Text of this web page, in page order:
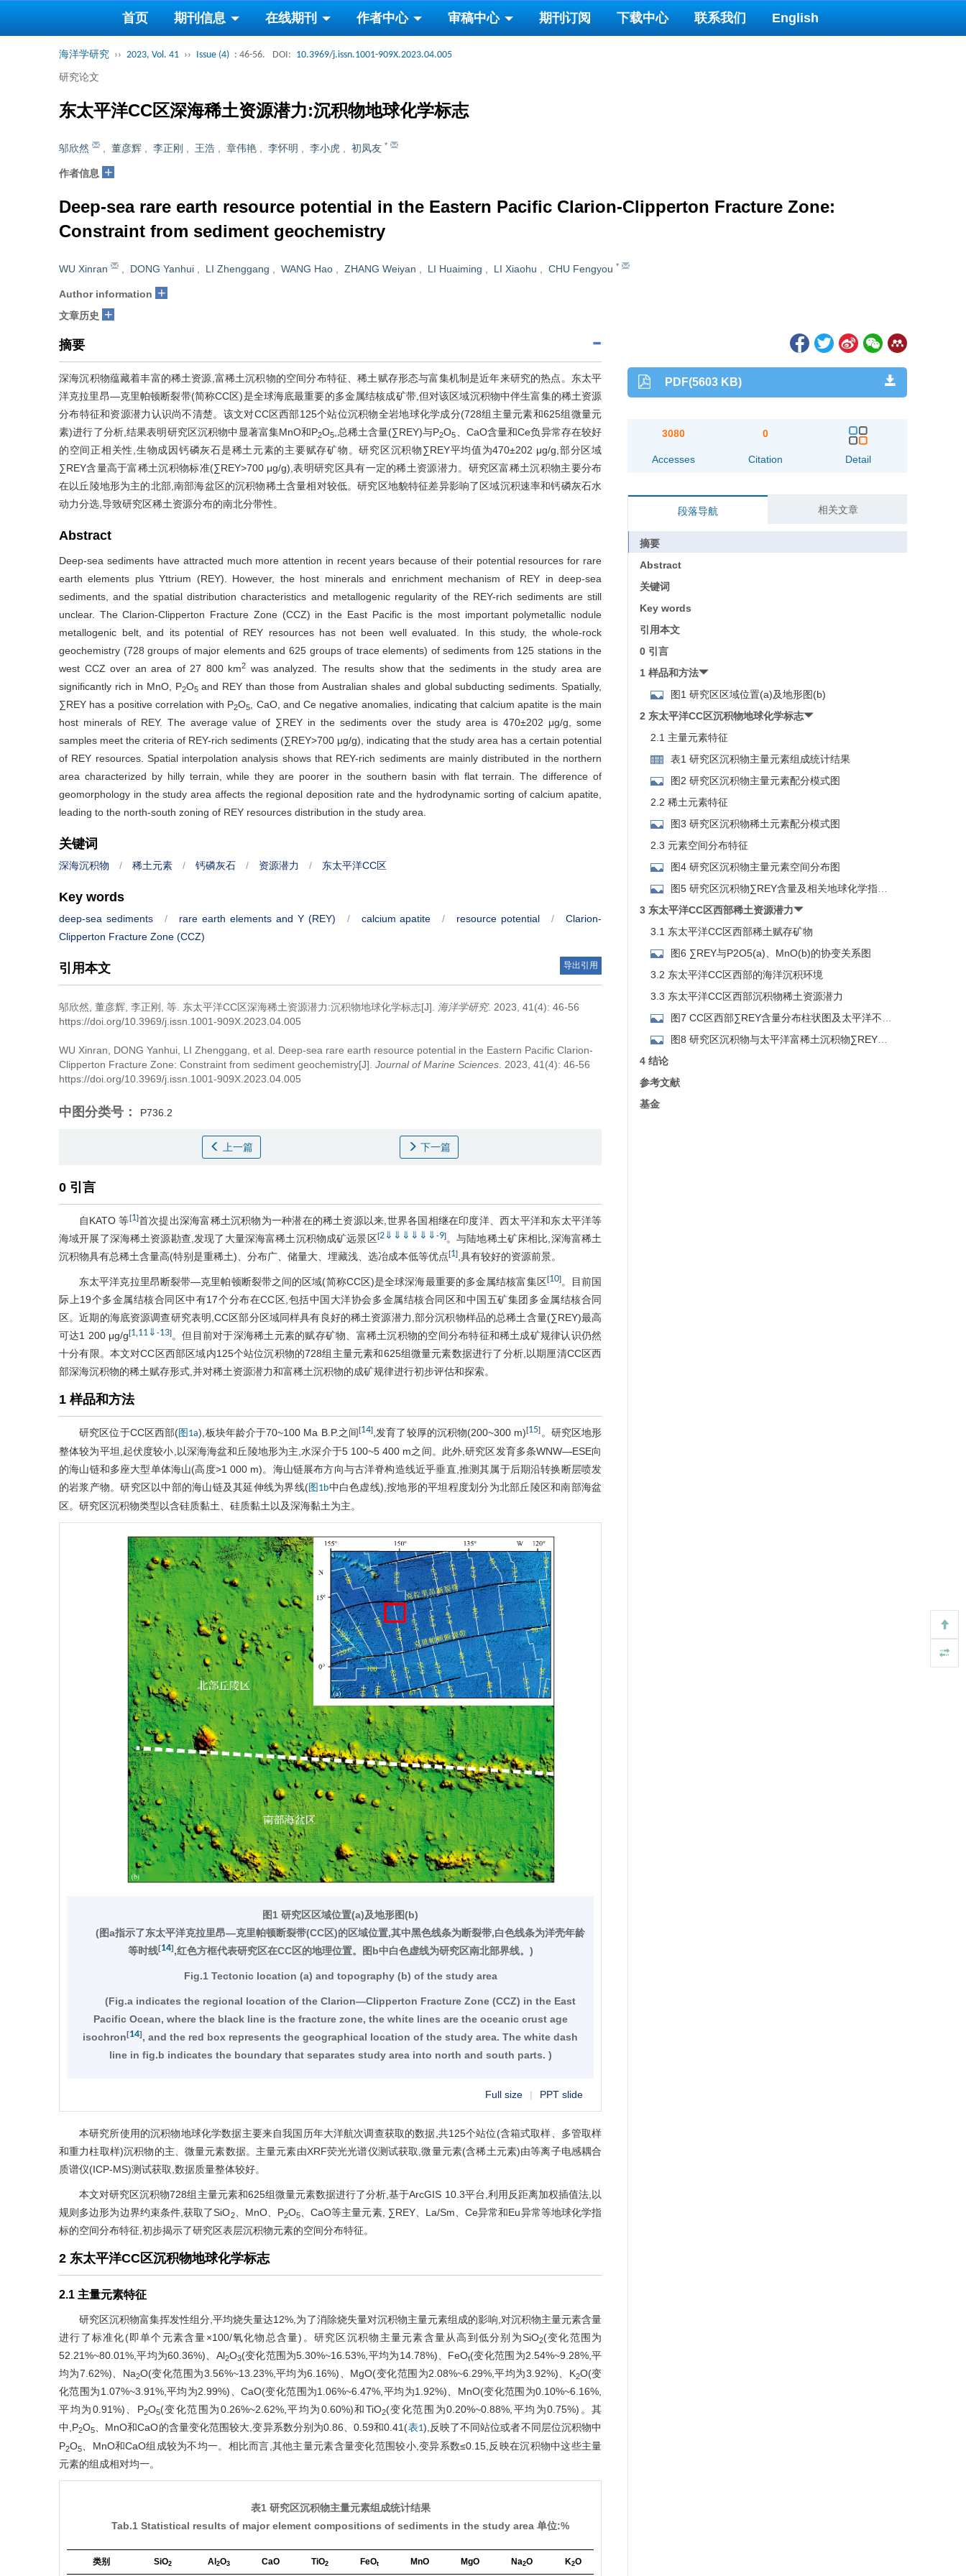
首页 期刊信息 在线期刊 作者中心 审稿中心 期刊订阅 下载中心 联系我们 English
海洋学研究 ›› 2023, Vol. 41 ›› Issue (4) : 46-56. DOI: 10.3969/j.issn.1001-909X.2023.04.005
研究论文
东太平洋CC区深海稀土资源潜力:沉积物地球化学标志
邬欣然 董彦辉 李正刚 王浩 章伟艳 李怀明 李小虎 初凤友 *
作者信息 +
Deep-sea rare earth resource potential in the Eastern Pacific Clarion-Clipperton Fracture Zone:
Constraint from sediment geochemistry
WU Xinran DONG Yanhui LI Zhenggang WANG Hao ZHANG Weiyan LI Huaiming LI Xiaohu CHU Fengyou *
Author information +
文章历史 +
摘要
深海沉积物蕴藏着丰富的稀土资源,富稀土沉积物的空间分布特征、稀土赋存形态与富集机制是近年来研究的热点。东太平
洋克拉里昂—克里帕顿断裂带(简称CC区)是全球海底最重要的多金属结核成矿带,但对该区域沉积物中伴生富集的稀土资源
分布特征和资源潜力认识尚不清楚。该文对CC区西部125个站位沉积物全岩地球化学成分(728组主量元素和625组微量元
素)进行了分析,结果表明研究区沉积物中显著富集MnO和P2O5 ,总稀土含量(∑REY)与P2O5
、CaO含量和Ce负异常存在较好
的空间正相关性,生物成因钙磷灰石是稀土元素的主要赋存矿物。研究区沉积物∑REY平均值为470±202 μg/g,部分区域
∑REY含量高于富稀土沉积物标准(∑REY>700 μg/g),表明研究区具有一定的稀土资源潜力。研究区富稀土沉积物主要分布
在以丘陵地形为主的北部,南部海盆区的沉积物稀土含量相对较低。研究区地貌特征差异影响了区域沉积速率和钙磷灰石水
动力分选,导致研究区稀土资源分布的南北分带性。
Abstract
Deep-sea sediments have attracted much more attention in recent years because of their potential resources for rare
earth elements plus Yttrium (REY). However, the host minerals and enrichment mechanism of REY in deep-sea
sediments, and the spatial distribution characteristics and metallogenic regularity of the REY-rich sediments are still
unclear. The Clarion-Clipperton Fracture Zone (CCZ) in the East Pacific is the most important polymetallic nodule
metallogenic belt, and its potential of REY resources has not been well evaluated. In this study, the whole-rock
geochemistry (728 groups of major elements and 625 groups of trace elements) of sediments from 125 stations in the
west CCZ over an area of 27 800 km2 was analyzed. The results show that the sediments in the study area are
significantly rich in MnO, P2O5and REY than those from Australian shales and global subducting sediments. Spatially,
∑REY has a positive correlation with P2O5
, CaO, and Ce negative anomalies, indicating that calcium apatite is the main
host minerals of REY. The average value of ∑REY in the sediments over the study area is 470±202 μg/g, some
samples meet the criteria of REY-rich sediments (∑REY>700 μg/g), indicating that the study area has a certain potential
of REY resources. Spatial interpolation analysis shows that REY-rich sediments are mainly distributed in the northern
area characterized by hilly terrain, while they are poorer in the southern basin with flat terrain. The difference of
geomorphology in the study area affects the regional deposition rate and the hydrodynamic sorting of calcium apatite,
leading to the north-south zoning of REY resources distribution in the study area.
关键词
深海沉积物 / 稀土元素 / 钙磷灰石 / 资源潜力 / 东太平洋CC区
Key words
deep-sea sediments / rare earth elements and Y (REY) / calcium apatite / resource potential /
Clarion-
Clipperton Fracture Zone (CCZ)
引用本文 导出引用
邬欣然 董彦辉 李正刚 等 东太平洋CC区深海稀土资源潜力:沉积物地球化学标志[J]. 海洋学研究. 2023, 41(4): 46-56
https://doi.org/10.3969/j.issn.1001-909X.2023.04.005
WU Xinran DONG Yanhui LI Zhenggang et al Deep-sea rare earth resource potential in the Eastern Pacific Clarion-
Clipperton Fracture Zone: Constraint from sediment geochemistry[J]. Journal of Marine Sciences . 2023, 41(4): 46-56
https://doi.org/10.3969/j.issn.1001-909X.2023.04.005
中图分类号： P736.2
上一篇 下一篇
0 引言
自KATO 等[1]首次提出深海富稀土沉积物为一种潜在的稀土资源以来,世界各国相继在印度洋、西太平洋和东太平洋等
海域开展了深海稀土资源勘查,发现了大量深海富稀土沉积物成矿远景区[2⇓ ⇓ ⇓ ⇓ ⇓ ⇓ -9]。与陆地稀土矿床相比,深海富稀土
沉积物具有总稀土含量高(特别是重稀土)、分布广、储量大、埋藏浅、选冶成本低等优点[1] ,具有较好的资源前景。
东太平洋克拉里昂断裂带—克里帕顿断裂带之间的区域(简称CC区)是全球深海最重要的多金属结核富集区[10]。目前国
际上19个多金属结核合同区中有17个分布在CC区,包括中国大洋协会多金属结核合同区和中国五矿集团多金属结核合同
区。近期的海底资源调查研究表明,CC区部分区域同样具有良好的稀土资源潜力,部分沉积物样品的总稀土含量(∑REY)最高
可达1 200 μg/g[1 11⇓ -13]。但目前对于深海稀土元素的赋存矿物、富稀土沉积物的空间分布特征和稀土成矿规律认识仍然
十分有限。本文对CC区西部区域内125个站位沉积物的728组主量元素和625组微量元素数据进行了分析,以期厘清CC区西
部深海沉积物的稀土赋存形式,并对稀土资源潜力和富稀土沉积物的成矿规律进行初步评估和探索。
1 样品和方法
研究区位于CC区西部(图1a),板块年龄介于70~100 Ma B.P.之间[14] ,发育了较厚的沉积物(200~300 m)[15] 。研究区地形
整体较为平坦,起伏度较小,以深海海盆和丘陵地形为主,水深介于5 100~5 400 m之间。此外,研究区发育多条WNW—ESE向
的海山链和多座大型单体海山(高度>1 000 m)。海山链展布方向与古洋脊构造线近乎垂直,推测其属于后期沿转换断层喷发
的岩浆产物。研究区以中部的海山链及其延伸线为界线(图1b中白色虚线),按地形的平坦程度划分为北部丘陵区和南部海盆
区。研究区沉积物类型以含硅质黏土、硅质黏土以及深海黏土为主。
图1 研究区区域位置(a)及地形图(b)
(图a指示了东太平洋克拉里昂—克里帕顿断裂带(CC区)的区域位置,其中黑色线条为断裂带,白色线条为洋壳年龄
等时线[14],红色方框代表研究区在CC区的地理位置。图b中白色虚线为研究区南北部界线。)
Fig.1 Tectonic location (a) and topography (b) of the study area
(Fig.a indicates the regional location of the Clarion—Clipperton Fracture Zone (CCZ) in the East
Pacific Ocean, where the black line is the fracture zone, the white lines are the oceanic crust age
isochron[14], and the red box represents the geographical location of the study area. The white dash
line in fig.b indicates the boundary that separates study area into north and south parts. )
Full size | PPT slide
本研究所使用的沉积物地球化学数据主要来自我国历年大洋航次调查获取的数据,共125个站位(含箱式取样、多管取样
和重力柱取样)沉积物的主、微量元素数据。主量元素由XRF荧光光谱仪测试获取,微量元素(含稀土元素)由等离子电感耦合
质谱仪(ICP-MS)测试获取,数据质量整体较好。
本文对研究区沉积物728组主量元素和625组微量元素数据进行了分析,基于ArcGIS 10.3平台,利用反距离加权插值法,以
规则多边形为边界约束条件,获取了SiO2、MnO、P2O5、CaO等主量元素, ∑REY、La/Sm、Ce异常和Eu异常等地球化学指
标的空间分布特征,初步揭示了研究区表层沉积物元素的空间分布特征。
2 东太平洋CC区沉积物地球化学标志
2.1 主量元素特征
研究区沉积物富集挥发性组分,平均烧失量达12%,为了消除烧失量对沉积物主量元素组成的影响,对沉积物主量元素含量
进行了标准化(即单个元素含量×100/氧化物总含量)。研究区沉积物主量元素含量从高到低分别为SiO2(变化范围为
52.21%~80.01%,平均为60.36%)、Al2O3(变化范围为5.30%~16.53%,平均为14.78%)、FeOt(变化范围为2.54%~9.28%,平
均为7.62%)、Na2O(变化范围为3.56%~13.23%,平均为6.16%)、MgO(变化范围为2.08%~6.29%,平均为3.92%)、K2O(变
化范围为1.07%~3.91%,平均为2.99%)、CaO(变化范围为1.06%~6.47%,平均为1.92%)、MnO(变化范围为0.10%~6.16%,
平均为0.91%)、P2O5(变化范围为0.26%~2.62%,平均为0.60%)和TiO2(变化范围为0.20%~0.88%,平均为0.75%)。其
中,P2O5、MnO和CaO的含量变化范围较大,变异系数分别为0.86、0.59和0.41(表1),反映了不同站位或者不同层位沉积物中
P2O5、MnO和CaO组成较为不均一。相比而言,其他主量元素含量变化范围较小,变异系数≤0.15,反映在沉积物中这些主量
元素的组成相对均一。
表1 研究区沉积物主量元素组成统计结果
Tab.1 Statistical results of major element compositions of sediments in the study area 单位:%
类别 SiO2 Al 2O3 CaO TiO2 FeOt MnO MgO Na2O K2O
PDF(5603 KB)
3080
Accesses
0
Citation Detail
段落导航 相关文章
摘要
Abstract
关键词
Key words
引用本文
0 引言
1 样品和方法
图1 研究区区域位置(a)及地形图(b)
2 东太平洋CC区沉积物地球化学标志
2.1 主量元素特征
表1 研究区沉积物主量元素组成统计结果
图2 研究区沉积物主量元素配分模式图
2.2 稀土元素特征
图3 研究区沉积物稀土元素配分模式图
2.3 元素空间分布特征
图4 研究区沉积物主量元素空间分布图
图5 研究区沉积物∑REY含量及相关地球化学指标
空间分布特征
3 东太平洋CC区西部稀土资源潜力
3.1 东太平洋CC区西部稀土赋存矿物
图6 ∑REY与P2O5(a)、MnO(b)的协变关系图
3.2 东太平洋CC区西部的海洋沉积环境
3.3 东太平洋CC区西部沉积物稀土资源潜力
图7 CC区西部∑REY含量分布柱状图及太平洋不同
区域沉积物∑REY含量累计频率分布图
图8 研究区沉积物与太平洋富稀土沉积物∑REY配
分模式对比图
4 结论
参考文献
基金